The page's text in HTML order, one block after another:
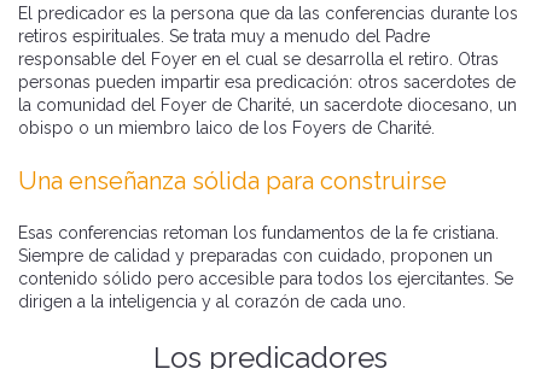
El predicador es la persona que da las conferencias durante los
retiros espirituales. Se trata muy a menudo del Padre
responsable del Foyer en el cual se desarrolla el retiro. Otras
personas pueden impartir esa predicación: otros sacerdotes de
la comunidad del Foyer de Charité, un sacerdote diocesano, un
obispo o un miembro laico de los Foyers de Charité.
Una enseñanza sólida para construirse
Esas conferencias retoman los fundamentos de la fe cristiana.
Siempre de calidad y preparadas con cuidado, proponen un
contenido sólido pero accesible para todos los ejercitantes. Se
dirigen a la inteligencia y al corazón de cada uno.
Los predicadores